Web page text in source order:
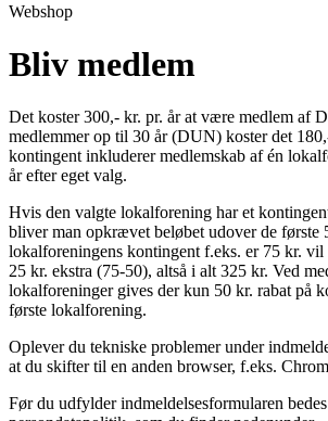
Webshop
Bliv medlem
Det koster 300,- kr. pr. år at være medlem af
medlemmer op til 30 år (DUN) koster det
kontingent inkluderer medlemskab af én
år efter eget valg.
Hvis den valgte lokalforening har et
bliver man opkrævet beløbet udover de første
lokalforeningens kontingent f.eks. er 75 kr.
25 kr. ekstra (75-50), altså i alt 325 kr. Ved
lokalforeninger gives der kun 50 kr. rabat på
første lokalforening.
Oplever du tekniske problemer under
at du skifter til en anden browser, f.eks.
Før du udfylder indmeldelsesformularen